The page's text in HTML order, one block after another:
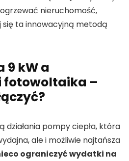
nieruchomość,
się ta innowacyjną metodą
9 kW a
fotowoltaika –
działania pompy ciepła, która
ale i możliwie najtańsza
ograniczyć wydatki na